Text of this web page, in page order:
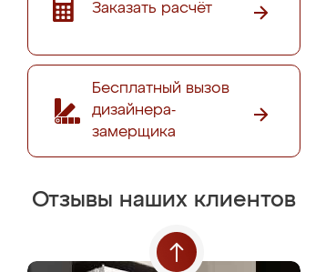
Заказать расчёт
Бесплатный вызов
дизайнера-
замерщика
Отзывы наших клиентов